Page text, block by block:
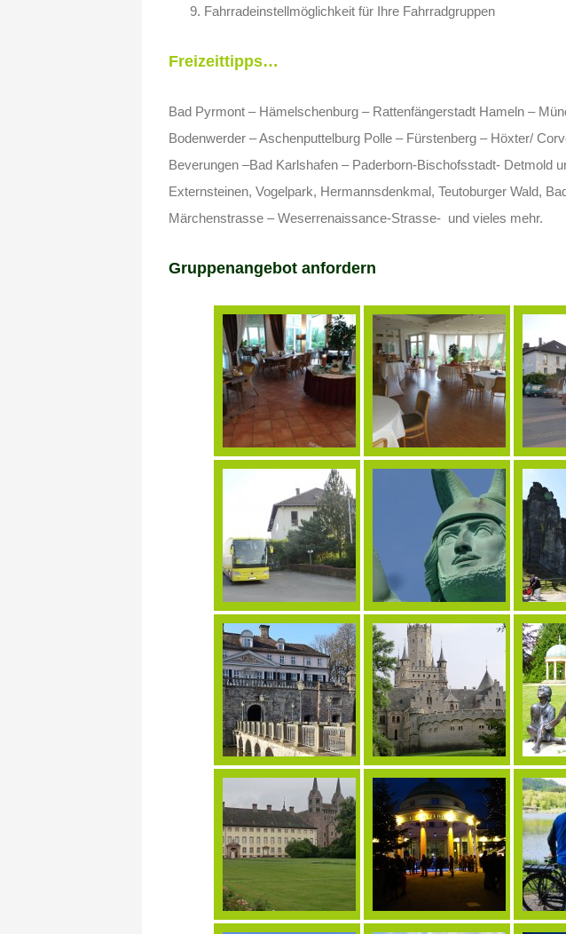
Fahrradeinstellmöglichkeit für Ihre Fahrradgruppen
Freizeittipps…
Bad Pyrmont – Hämelschenburg – Rattenfängerstadt Hameln –
Bodenwerder – Aschenputtelburg Polle – Fürstenberg – Höxter/
Beverungen –Bad Karlshafen – Paderborn-Bischofsstadt- Detmold
Externsteinen, Vogelpark, Hermannsdenkmal, Teutoburger Wald,
Märchenstrasse – Weserrenaissance-Strasse- und vieles mehr.
Gruppenangebot anfordern